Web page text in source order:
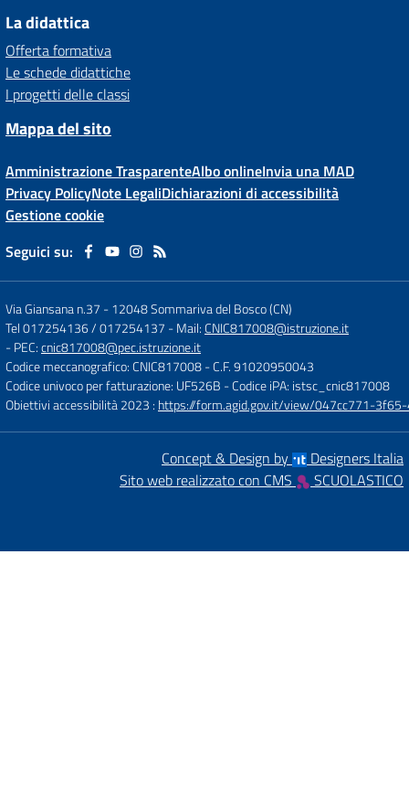
La didattica
Offerta formativa
Le schede didattiche
I progetti delle classi
Mappa del sito
Amministrazione TrasparenteAlbo onlineInvia una MAD
Privacy PolicyNote LegaliDichiarazioni di accessibilità
Gestione cookie
Seguici su:
Via Giansana n.37 -12048 Sommariva del Bosco (CN)
Tel 017254136 / 017254137 - Mail:CNIC817008@istruzione.it
- PEC:cnic817008@pec.istruzione.it
Codice meccanografico: CNIC817008- C.F. 91020950043
Codice univoco per fatturazione: UF526B - Codice iPA: istsc_cnic817008
Obiettivi accessibilità 2023 : https://form.agid.gov.it/view/047cc771-
Concept & Design by
Designers Italia
Sito web realizzato con CMS
SCUOLASTICO